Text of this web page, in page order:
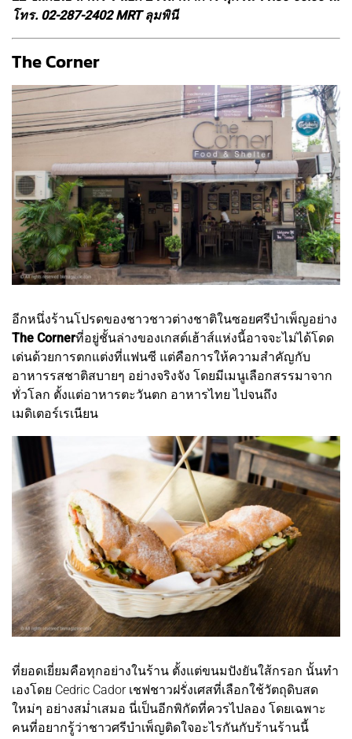
โทร. 02-287-2402 MRT ลุมพินี
The Corner
อีกหนึ่งร้านโปรดของชาวชาวต่างชาติในซอยศรีบำเพ็ญอย่าง
The Cornerที่อยู่ชั้นล่างของเกสต์เฮ้าส์แห่งนี้อาจจะไม่ได้โดด
เด่นด้วยการตกแต่งที่แฟนซี แต่คือการให้ความสำคัญกับ
อาหารรสชาติสบายๆ อย่างจริงจัง โดยมีเมนูเลือกสรรมาจาก
ทั่วโลก ตั้งแต่อาหารตะวันตก อาหารไทย ไปจนถึง
เมดิเตอร์เรเนียน
ที่ยอดเยี่ยมคือทุกอย่างในร้าน ตั้งแต่ขนมปังยันใส้กรอก นั้นทำ
เองโดย Cedric Cador เชฟชาวฝรั่งเศสที่เลือกใช้วัตถุดิบสด
ใหม่ๆ อย่างสม่ำเสมอ นี่เป็นอีกพิกัดที่ควรไปลอง โดยเฉพาะ
คนที่อยากรู้ว่าชาวศรีบำเพ็ญติดใจอะไรกันกับร้านร้านนี้